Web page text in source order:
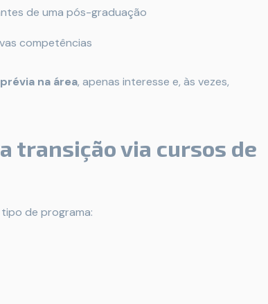
de uma pós-graduação
competências
na área, apenas interesse e, às vezes,
transição via cursos de
de programa: